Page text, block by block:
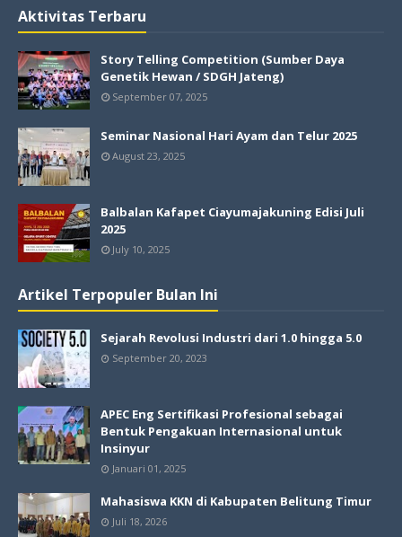
Aktivitas Terbaru
Story Telling Competition (Sumber Daya
Genetik Hewan / SDGH Jateng)
September 07, 2025
Seminar Nasional Hari Ayam dan Telur 2025
August 23, 2025
Balbalan Kafapet Ciayumajakuning Edisi Juli
2025
July 10, 2025
Artikel Terpopuler Bulan Ini
Sejarah Revolusi Industri dari 1.0 hingga 5.0
September 20, 2023
APEC Eng Sertifikasi Profesional sebagai
Bentuk Pengakuan Internasional untuk
Insinyur
Januari 01, 2025
Mahasiswa KKN di Kabupaten Belitung Timur
Juli 18, 2026